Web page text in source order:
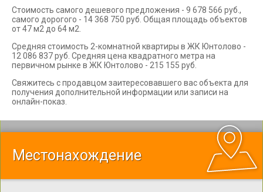
Стоимость самого дешевого предложения - 9 678 566 руб.,
самого дорогого - 14 368 750 руб. Общая площадь объектов
от 47 м2 до 64 м2.
Средняя стоимость 2-комнатной квартиры в ЖК Юнтолово -
12 086 837 руб. Средняя цена квадратного метра на
первичном рынке в ЖК Юнтолово - 215 155 руб.
Свяжитесь с продавцом заитересовавшего вас объекта для
получения дополнительной информации или записи на
онлайн-показ.
Местонахождение